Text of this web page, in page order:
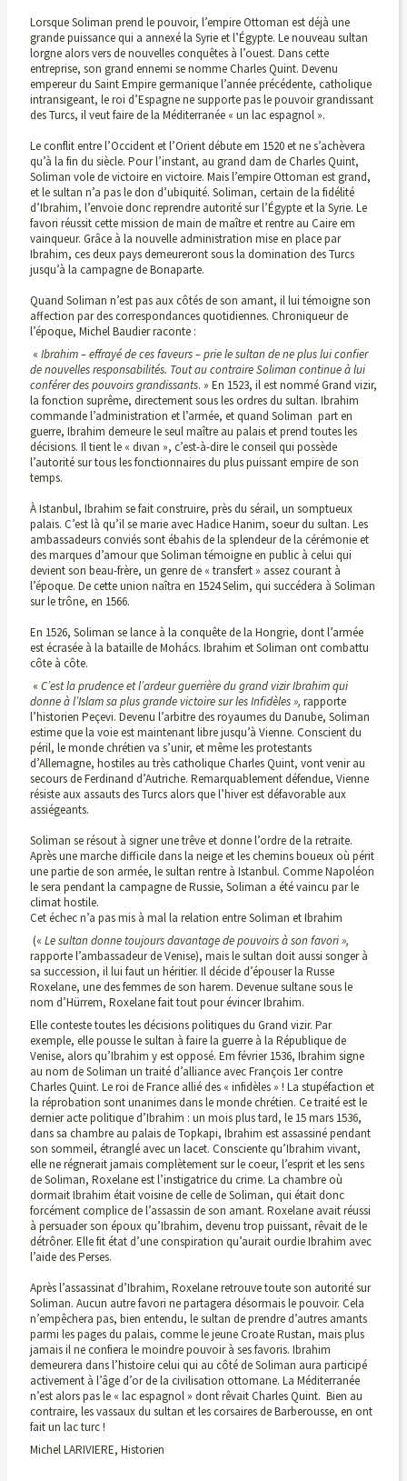
Lorsque Soliman prend le pouvoir, l’empire Ottoman est déjà une
grande puissance qui a annexé la Syrie et l’Égypte. Le nouveau sultan
lorgne alors vers de nouvelles conquêtes à l’ouest. Dans cette
entreprise, son grand ennemi se nomme Charles Quint. Devenu
empereur du Saint Empire germanique l’année précédente, catholique
intransigeant, le roi d’Espagne ne supporte pas le pouvoir grandissant
des Turcs, il veut faire de la Méditerranée « un lac espagnol ».
Le conflit entre l’Occident et l’Orient débute em 1520 et ne s’achèvera
qu’à la fin du siècle. Pour l’instant, au grand dam de Charles Quint,
Soliman vole de victoire en victoire. Mais l’empire Ottoman est grand,
et le sultan n’a pas le don d’ubiquité. Soliman, certain de la fidélité
d’Ibrahim, l’envoie donc reprendre autorité sur l’Égypte et la Syrie. Le
favori réussit cette mission de main de maître et rentre au Caire em
vainqueur. Grâce à la nouvelle administration mise en place par
Ibrahim, ces deux pays demeureront sous la domination des Turcs
jusqu’à la campagne de Bonaparte.
Quand Soliman n’est pas aux côtés de son amant, il lui témoigne son
affection par des correspondances quotidiennes. Chroniqueur de
l’époque, Michel Baudier raconte :
« Ibrahim – effrayé de ces faveurs – prie le sultan de ne plus lui confier
de nouvelles responsabilités. Tout au contraire Soliman continue à lui
conférer des pouvoirs grandissants. » En 1523, il est nommé Grand vizir,
la fonction suprême, directement sous les ordres du sultan. Ibrahim
commande l’administration et l’armée, et quand Soliman part en
guerre, Ibrahim demeure le seul maître au palais et prend toutes les
décisions. Il tient le « divan », c’est-à-dire le conseil qui possède
l’autorité sur tous les fonctionnaires du plus puissant empire de son
temps.
À Istanbul, Ibrahim se fait construire, près du sérail, un somptueux
palais. C’est là qu’il se marie avec Hadice Hanim, soeur du sultan. Les
ambassadeurs conviés sont ébahis de la splendeur de la cérémonie et
des marques d’amour que Soliman témoigne en public à celui qui
devient son beau-frère, un genre de « transfert » assez courant à
l’époque. De cette union naîtra en 1524 Selim, qui succédera à Soliman
sur le trône, en 1566.
En 1526, Soliman se lance à la conquête de la Hongrie, dont l’armée
est écrasée à la bataille de Mohács. Ibrahim et Soliman ont combattu
côte à côte.
« C’est la prudence et l’ardeur guerrière du grand vizir Ibrahim qui
donne à l’Islam sa plus grande victoire sur les Infidèles », rapporte
l’historien Peçevi. Devenu l’arbitre des royaumes du Danube, Soliman
estime que la voie est maintenant libre jusqu’à Vienne. Conscient du
péril, le monde chrétien va s’unir, et même les protestants
d’Allemagne, hostiles au très catholique Charles Quint, vont venir au
secours de Ferdinand d’Autriche. Remarquablement défendue, Vienne
résiste aux assauts des Turcs alors que l’hiver est défavorable aux
assiégeants.
Soliman se résout à signer une trêve et donne l’ordre de la retraite.
Après une marche difficile dans la neige et les chemins boueux où périt
une partie de son armée, le sultan rentre à Istanbul. Comme Napoléon
le sera pendant la campagne de Russie, Soliman a été vaincu par le
climat hostile.
Cet échec n’a pas mis à mal la relation entre Soliman et Ibrahim
(« Le sultan donne toujours davantage de pouvoirs à son favori »,
rapporte l’ambassadeur de Venise), mais le sultan doit aussi songer à
sa succession, il lui faut un héritier. Il décide d’épouser la Russe
Roxelane, une des femmes de son harem. Devenue sultane sous le
nom d’Hürrem, Roxelane fait tout pour évincer Ibrahim.
Elle conteste toutes les décisions politiques du Grand vizir. Par
exemple, elle pousse le sultan à faire la guerre à la République de
Venise, alors qu’Ibrahim y est opposé. Em février 1536, Ibrahim signe
au nom de Soliman un traité d’alliance avec François 1er contre
Charles Quint. Le roi de France allié des « infidèles » ! La stupéfaction et
la réprobation sont unanimes dans le monde chrétien. Ce traité est le
dernier acte politique d’Ibrahim : un mois plus tard, le 15 mars 1536,
dans sa chambre au palais de Topkapi, Ibrahim est assassiné pendant
son sommeil, étranglé avec un lacet. Consciente qu’Ibrahim vivant,
elle ne régnerait jamais complètement sur le coeur, l’esprit et les sens
de Soliman, Roxelane est l’instigatrice du crime. La chambre où
dormait Ibrahim était voisine de celle de Soliman, qui était donc
forcément complice de l’assassin de son amant. Roxelane avait réussi
à persuader son époux qu’Ibrahim, devenu trop puissant, rêvait de le
détrôner. Elle fit état d’une conspiration qu’aurait ourdie Ibrahim avec
l’aide des Perses.
Après l’assassinat d’Ibrahim, Roxelane retrouve toute son autorité sur
Soliman. Aucun autre favori ne partagera désormais le pouvoir. Cela
n’empêchera pas, bien entendu, le sultan de prendre d’autres amants
parmi les pages du palais, comme le jeune Croate Rustan, mais plus
jamais il ne confiera le moindre pouvoir à ses favoris. Ibrahim
demeurera dans l’histoire celui qui au côté de Soliman aura participé
activement à l’âge d’or de la civilisation ottomane. La Méditerranée
n’est alors pas le « lac espagnol » dont rêvait Charles Quint. Bien au
contraire, les vassaux du sultan et les corsaires de Barberousse, en ont
fait un lac turc !
Michel LARIVIERE, Historien